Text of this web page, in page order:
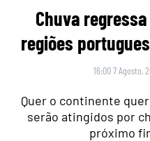
Chuva
regiões
16:00 7 Agosto,
Quer o continente
serão atingidos por
próximo